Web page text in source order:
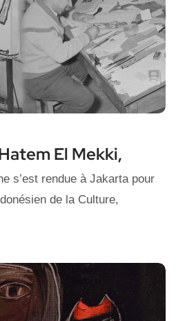
El Mekki,
s’est rendue à Jakarta pour
de la Culture,